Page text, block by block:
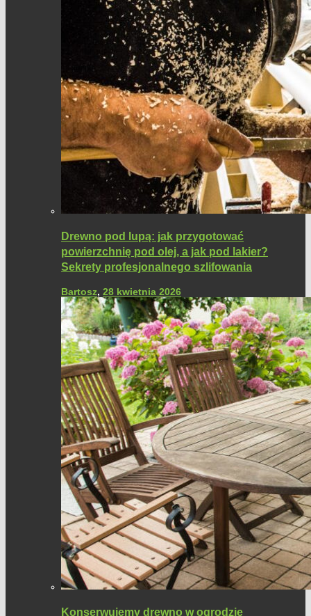
Drewno pod lupą: jak przygotować
powierzchnię pod olej, a jak pod lakier?
Sekrety profesjonalnego szlifowania
Bartosz, 28 kwietnia 2026
Konserwujemy drewno w ogrodzie